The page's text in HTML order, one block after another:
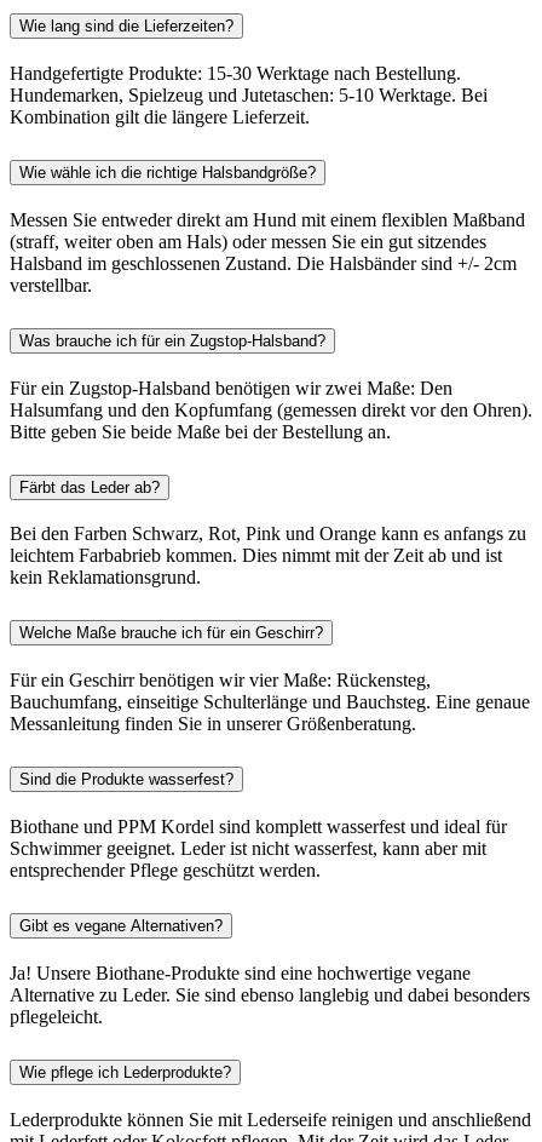
Wie lang sind die Lieferzeiten?
Handgefertigte Produkte: 15-30 Werktage nach Bestellung.
Hundemarken, Spielzeug und Jutetaschen: 5-10 Werktage. Bei
Kombination gilt die längere Lieferzeit.
Wie wähle ich die richtige Halsbandgröße?
Messen Sie entweder direkt am Hund mit einem flexiblen Maßband
(straff, weiter oben am Hals) oder messen Sie ein gut sitzendes
Halsband im geschlossenen Zustand. Die Halsbänder sind +/- 2cm
verstellbar.
Was brauche ich für ein Zugstop-Halsband?
Für ein Zugstop-Halsband benötigen wir zwei Maße: Den
Halsumfang und den Kopfumfang (gemessen direkt vor den Ohren).
Bitte geben Sie beide Maße bei der Bestellung an.
Färbt das Leder ab?
Bei den Farben Schwarz, Rot, Pink und Orange kann es anfangs zu
leichtem Farbabrieb kommen. Dies nimmt mit der Zeit ab und ist
kein Reklamationsgrund.
Welche Maße brauche ich für ein Geschirr?
Für ein Geschirr benötigen wir vier Maße: Rückensteg,
Bauchumfang, einseitige Schulterlänge und Bauchsteg. Eine genaue
Messanleitung finden Sie in unserer Größenberatung.
Sind die Produkte wasserfest?
Biothane und PPM Kordel sind komplett wasserfest und ideal für
Schwimmer geeignet. Leder ist nicht wasserfest, kann aber mit
entsprechender Pflege geschützt werden.
Gibt es vegane Alternativen?
Ja! Unsere Biothane-Produkte sind eine hochwertige vegane
Alternative zu Leder. Sie sind ebenso langlebig und dabei besonders
pflegeleicht.
Wie pflege ich Lederprodukte?
Lederprodukte können Sie mit Lederseife reinigen und anschließend